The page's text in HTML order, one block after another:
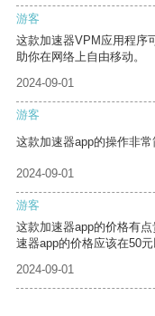
游客
这款加速器VPM应用程序
助你在网络上自由移动。
2024-09-01
游客
这款加速器app的操作非
2024-09-01
游客
这款加速器app的价格有
速器app的价格应该在50元
2024-09-01